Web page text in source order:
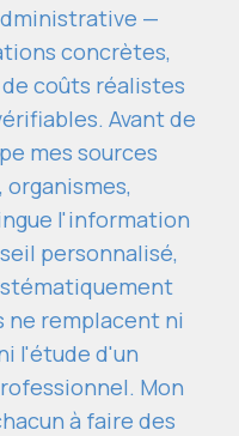
—
concrètes,
coûts réalistes
Avant de
mes sources
l'information
personnalisé,
ne remplacent ni
l'étude d'un
Mon
à faire des